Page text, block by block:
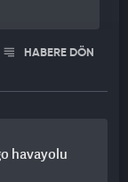
HABERE DÖN